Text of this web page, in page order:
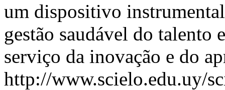
um dispositivo
gestão saudável do
serviço da inovação e do
http://www.scielo.edu.uy/